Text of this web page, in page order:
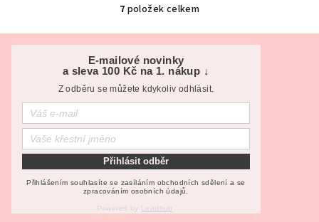
O
v
l
á
d
í
p
r
v
k
y
7 položek celkem
E-mailové novinky
a sleva 100 Kč na 1. nákup ↓
Z odběru se můžete kdykoliv odhlásit.
Přihlásit odběr
Přihlášením souhlasíte se zasíláním obchodních sdělení a se
zpracováním osobních údajů.
Powered by Leadhub .